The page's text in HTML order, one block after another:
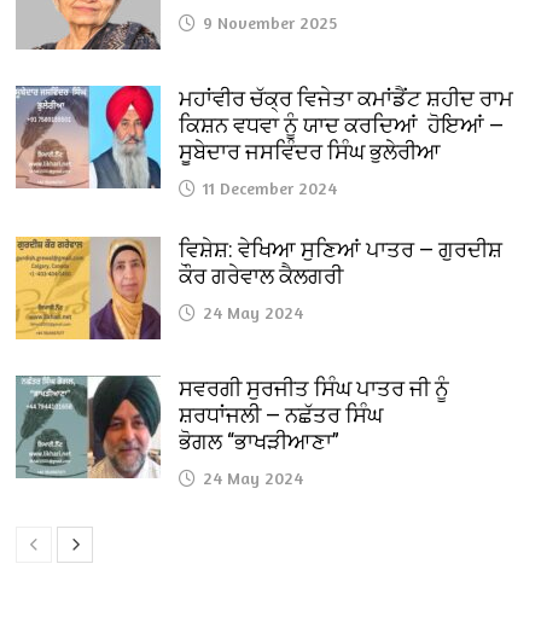
9 November 2025
ਮਹਾਂਵੀਰ ਚੱਕ੍ਰ ਵਿਜੇਤਾ ਕਮਾਂਡੈਂਟ ਸ਼ਹੀਦ ਰਾਮ
ਕਿਸ਼ਨ ਵਧਵਾ ਨੂੰ ਯਾਦ ਕਰਦਿਆਂ ਹੋਇਆਂ —
ਸੂਬੇਦਾਰ ਜਸਵਿੰਦਰ ਸਿੰਘ ਭੁਲੇਰੀਆ
11 December 2024
ਵਿਸ਼ੇਸ਼: ਵੇਖਿਆ ਸੁਣਿਆਂ ਪਾਤਰ — ਗੁਰਦੀਸ਼
ਕੌਰ ਗਰੇਵਾਲ ਕੈਲਗਰੀ
24 May 2024
ਸਵਰਗੀ ਸੁਰਜੀਤ ਸਿੰਘ ਪਾਤਰ ਜੀ ਨੂੰ
ਸ਼ਰਧਾਂਜਲੀ — ਨਛੱਤਰ ਸਿੰਘ
ਭੋਗਲ “ਭਾਖੜੀਆਣਾ”
24 May 2024